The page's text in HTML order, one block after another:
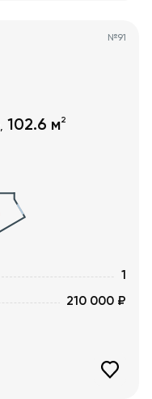
№91
, 102.6 м2
1
210 000 ₽